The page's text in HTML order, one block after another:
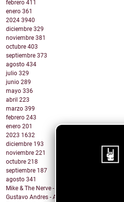
febrero 411
enero 361
2024 3940
diciembre 329
noviembre 381
octubre 403
septiembre 373
agosto 434
julio 329
junio 289
mayo 336
abril 223
marzo 399
febrero 243
enero 201
2023 1632
diciembre 193
noviembre 221
octubre 218
septiembre 187
agosto 341
Mike & The Nerve - Fool's Gold, False Idols
Gustavo Andres - AiRA